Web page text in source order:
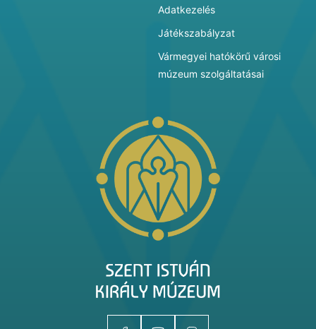
Adatkezelés
Játékszabályzat
Vármegyei hatókörű városi
múzeum szolgáltatásai